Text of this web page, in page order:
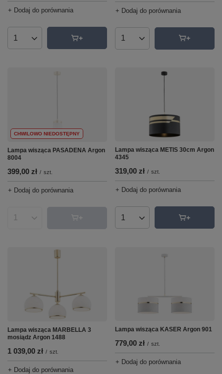
+ Dodaj do porównania
Ilość produktów
+ Dodaj do porównania
Ilość produktów
CHWILOWO NIEDOSTĘPNY
Lampa wisząca PASADENA Argon
8004
399,00 zł / szt.
+ Dodaj do porównania
Ilość produktów
Lampa wisząca METIS 30cm Argon
4345
319,00 zł / szt.
+ Dodaj do porównania
Ilość produktów
Lampa wisząca MARBELLA 3
mosiądz Argon 1488
1 039,00 zł / szt.
+ Dodaj do porównania
Lampa wisząca KASER Argon 901
779,00 zł / szt.
+ Dodaj do porównania